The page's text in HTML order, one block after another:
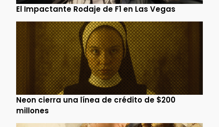
El Impactante Rodaje de F1 en Las Vegas
Neon cierra una línea de crédito de $200
millones